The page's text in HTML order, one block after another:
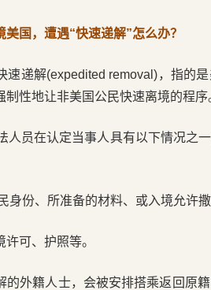
国，遭遇“快速递解”怎么办？
速递解(expedited removal)，指的
性地让非美国公民快速离境的程序
人员在认定当事人具有以下情况之
身份、所准备的材料、或入境允许撒
可、护照等。
的外籍人士，会被安排搭乘返回原